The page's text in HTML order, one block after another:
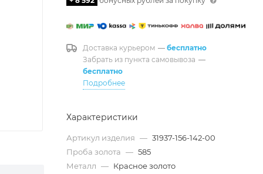
Доставка курьером — бесплатно
Забрать из пункта самовывоза —
бесплатно
Подробнее
Характеристики
Артикул изделия — 31937-156-142-00
Проба золота — 585
Металл — Красное золото